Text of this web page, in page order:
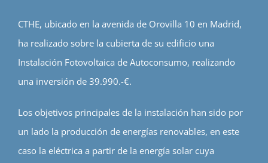
CTHE, ubicado en la avenida de Orovilla 10 en Madrid,
ha realizado sobre la cubierta de su edificio una
Instalación Fotovoltaica de Autoconsumo, realizando
una inversión de 39.990.-€.
Los objetivos principales de la instalación han sido por
un lado la producción de energías renovables, en este
caso la eléctrica a partir de la energía solar cuya